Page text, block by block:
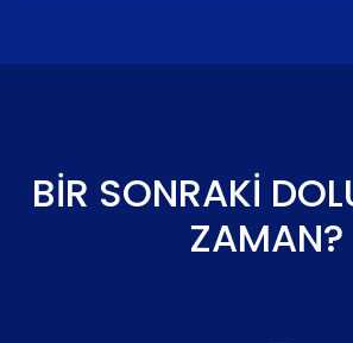
BIR SONRAKI
ZAMAN?